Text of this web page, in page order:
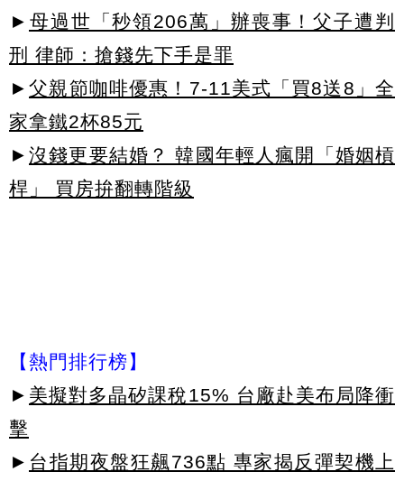
► 母過世「秒領206萬」辦喪事！父子遭判
刑 律師：搶錢先下手是罪
► 父親節咖啡優惠！7-11美式「買8送8」全
家拿鐵2杯85元
► 沒錢更要結婚？ 韓國年輕人瘋開「婚姻槓
桿」 買房拚翻轉階級
【熱門排行榜】
► 美擬對多晶矽課稅15% 台廠赴美布局降衝
擊
► 台指期夜盤狂飆736點 專家揭反彈契機上